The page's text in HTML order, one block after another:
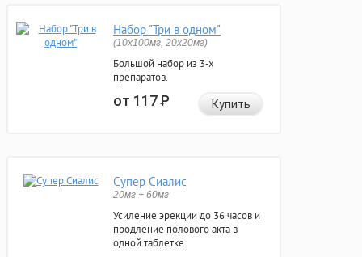
Набор "Три в одном"
(10x100мг, 20x20мг)
Большой набор из 3-х
препаратов.
от 117Р Купить
Супер Сиалис
20мг + 60мг
Усиление эрекции до 36 часов и
продление полового акта в
одной таблетке.